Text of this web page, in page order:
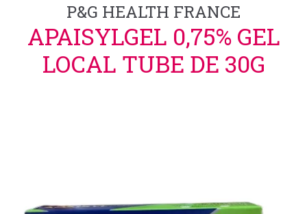
P&G HEALTH FRANCE
APAISYLGEL 0,75% GEL
LOCAL TUBE DE 30G